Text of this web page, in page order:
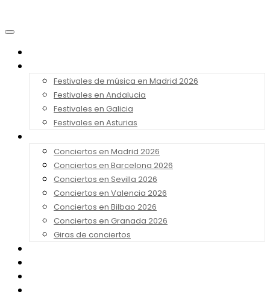
Festivales de música en Madrid 2026
Festivales en Andalucia
Festivales en Galicia
Festivales en Asturias
Conciertos en Madrid 2026
Conciertos en Barcelona 2026
Conciertos en Sevilla 2026
Conciertos en Valencia 2026
Conciertos en Bilbao 2026
Conciertos en Granada 2026
Giras de conciertos